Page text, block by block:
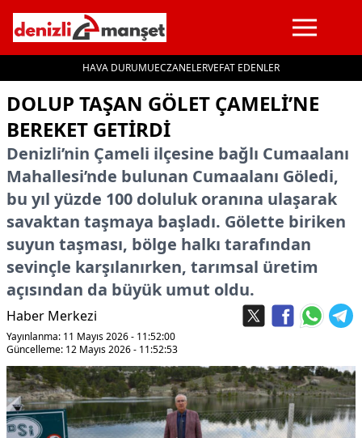
HAVA DURUMUECZANELERVEFAT EDENLER
DOLUP TAŞAN GÖLET ÇAMELI’NE
BEREKET GETIRDI
Denizli’nin Çameli ilçesine bağlı Cumaalanı
Mahallesi’nde bulunan Cumaalanı Göledi,
bu yıl yüzde 100 doluluk oranına ulaşarak
savaktan taşmaya başladı. Gölette biriken
suyun taşması, bölge halkı tarafından
sevinçle karşılanırken, tarımsal üretim
açısından da büyük umut oldu.
Haber Merkezi
Yayınlanma: 11 Mayıs 2026 - 11:52:00
Güncelleme: 12 Mayıs 2026 - 11:52:53